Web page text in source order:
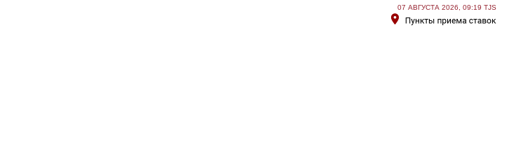
07 АВГУСТА 2026, 09:19 TJS